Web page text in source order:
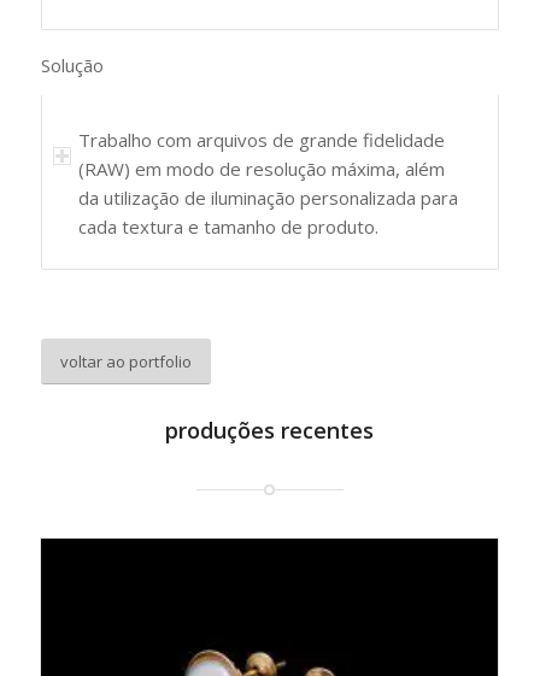
Solução
Trabalho com arquivos de grande fidelidade
(RAW) em modo de resolução máxima, além
da utilização de iluminação personalizada para
cada textura e tamanho de produto.
voltar ao portfolio
produções recentes